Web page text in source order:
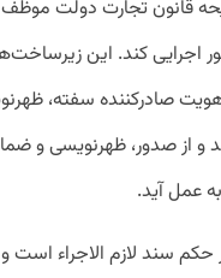
قانون تجارت دولت
اجرایی کند. این
صادرکننده سفته،
و از صدور، ظهرنویسی و
عمل آید.
حکم سند لازم الاجراء